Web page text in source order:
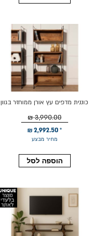
כוננית מדפים עץ אורן ממוחזר בגוון
מחיר מבצע
2,992.50 ₪
3,990.00 ₪
הוספה לסל